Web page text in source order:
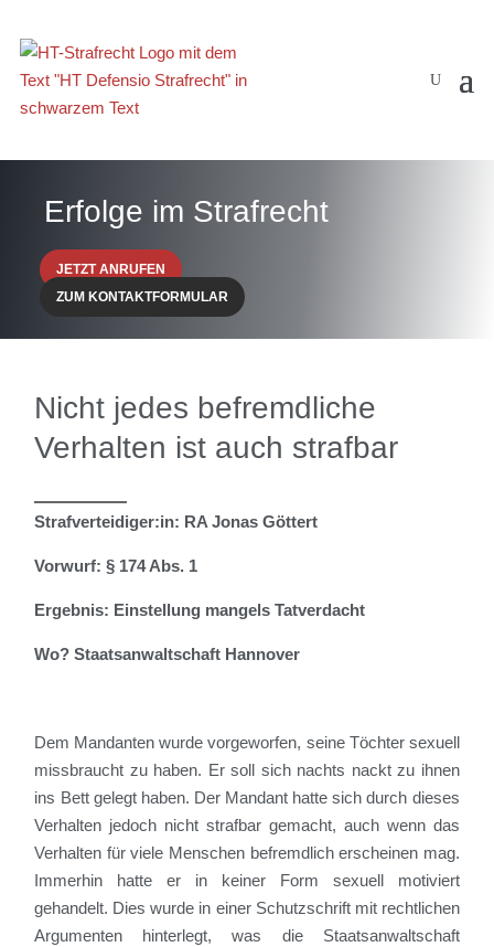
Erfolge im Strafrecht
JETZT ANRUFEN
ZUM KONTAKTFORMULAR
Nicht jedes befremdliche
Verhalten ist auch strafbar
Strafverteidiger:in: RA Jonas Göttert
Vorwurf: § 174 Abs. 1
Ergebnis: Einstellung mangels Tatverdacht
Wo? Staatsanwaltschaft Hannover
Dem Mandanten wurde vorgeworfen, seine Töchter sexuell
missbraucht zu haben. Er soll sich nachts nackt zu ihnen
ins Bett gelegt haben. Der Mandant hatte sich durch dieses
Verhalten jedoch nicht strafbar gemacht, auch wenn das
Verhalten für viele Menschen befremdlich erscheinen mag.
Immerhin hatte er in keiner Form sexuell motiviert
gehandelt. Dies wurde in einer Schutzschrift mit rechtlichen
Argumenten hinterlegt, was die Staatsanwaltschaft